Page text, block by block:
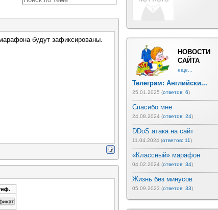
будут зафиксированы.
НОВОСТИ
САЙТА
еще...
Телеграм: Английски...
25.01.2025 (ответов: 6)
Спасибо мне
24.08.2024 (ответов: 24)
DDoS атака на сайт
11.04.2024 (ответов: 11)
«Классный» марафон
04.02.2024 (ответов: 34)
Жизнь без минусов
05.09.2023 (ответов: 33)